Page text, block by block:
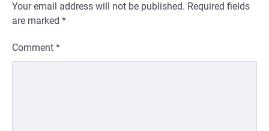
Your email address will not be published. Required fields
are marked *
Comment *